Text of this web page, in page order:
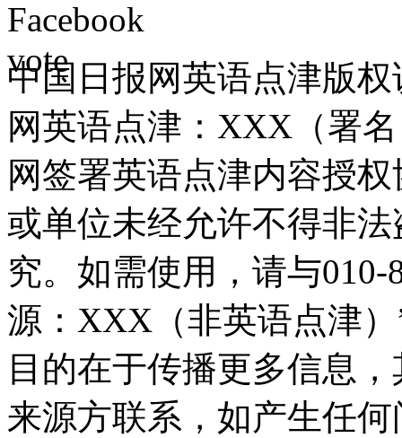
中国日报网英语点津版
网英语点津：XXX（署
网签署英语点津内容授
或单位未经允许不得非
究。如需使用，请与010-
源：XXX（非英语点津
目的在于传播更多信息
来源方联系，如产生任